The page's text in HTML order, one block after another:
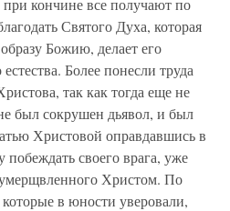
при кончине все получают по
Святого Духа, которая
Божию, делает его
Более понесли труда
так как тогда еще не
был сокрушен дьявол, и был
Христовой оправдавшись в
своего врага, уже
Христом. По
в юности уверовали,